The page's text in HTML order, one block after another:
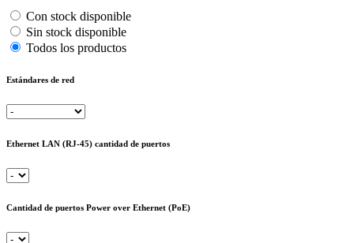
Con stock disponible
Sin stock disponible
Todos los productos
Estándares de red
Ethernet LAN (RJ-45) cantidad de puertos
Cantidad de puertos Power over Ethernet (PoE)